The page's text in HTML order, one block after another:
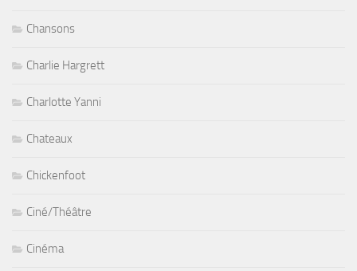
Chansons
Charlie Hargrett
Charlotte Yanni
Chateaux
Chickenfoot
Ciné/Théâtre
Cinéma